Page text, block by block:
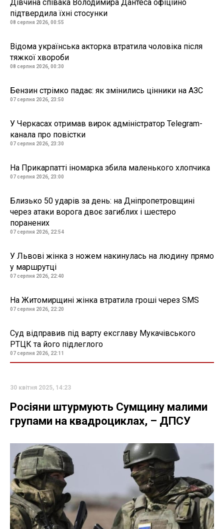
Дівчина співака Володимира Дантеса офіційно
підтвердила їхні стосунки
08 серпня 2026, 00:55
Відома українська акторка втратила чоловіка після
тяжкої хвороби
08 серпня 2026, 00:30
Бензин стрімко падає: як змінились цінники на АЗС
07 серпня 2026, 23:50
У Черкасах отримав вирок адміністратор Telegram-
канала про повістки
07 серпня 2026, 23:30
На Прикарпатті іномарка збила маленького хлопчика
07 серпня 2026, 23:00
Близько 50 ударів за день: на Дніпропетровщині
через атаки ворога двоє загиблих і шестеро
поранених
07 серпня 2026, 22:54
У Львові жінка з ножем накинулась на людину прямо
у маршрутці
07 серпня 2026, 22:40
На Житомирщині жінка втратила гроші через SMS
07 серпня 2026, 22:20
Суд відправив під варту ексглаву Мукачівського
РТЦК та його підлеглого
07 серпня 2026, 22:11
30 квітня 2025, 14:23
Росіяни штурмують Сумщину малими
групами на квадроциклах, – ДПСУ